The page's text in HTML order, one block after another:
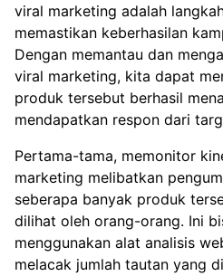
viral marketing adalah
memastikan keberhasilan
Dengan memantau dan
viral marketing, kita dapat
produk tersebut berhasil
mendapatkan respon dari
Pertama-tama, memonitor
marketing melibatkan
seberapa banyak produk
dilihat oleh orang-orang. Ini
menggunakan alat analisis
melacak jumlah tautan yang